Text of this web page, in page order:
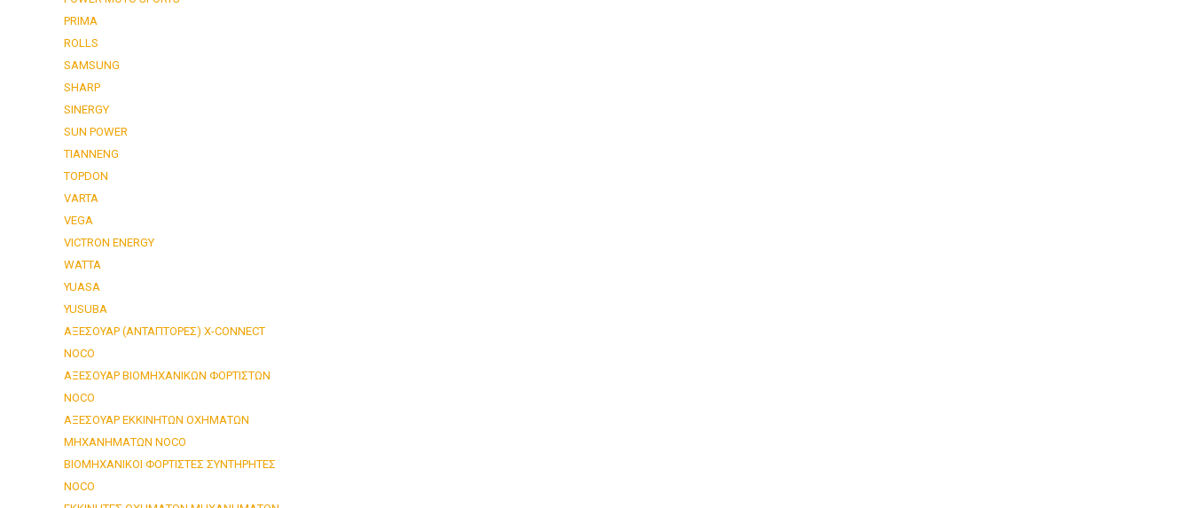
PRIMA
ROLLS
SAMSUNG
SHARP
SINERGY
SUN POWER
TIANNENG
TOPDON
VARTA
VEGA
VICTRON ENERGY
WATTA
YUASA
YUSUBA
ΑΞΕΣΟΥΑΡ (ΑΝΤΑΠΤΟΡΕΣ) X-CONNECT
NOCO
ΑΞΕΣΟΥΑΡ ΒΙΟΜΗΧΑΝΙΚΩΝ ΦΟΡΤΙΣΤΩΝ
NOCO
ΑΞΕΣΟΥΑΡ ΕΚΚΙΝΗΤΩΝ ΟΧΗΜΑΤΩΝ
ΜΗΧΑΝΗΜΑΤΩΝ NOCO
ΒΙΟΜΗΧΑΝΙΚΟΙ ΦΟΡΤΙΣΤΕΣ ΣΥΝΤΗΡΗΤΕΣ
NOCO